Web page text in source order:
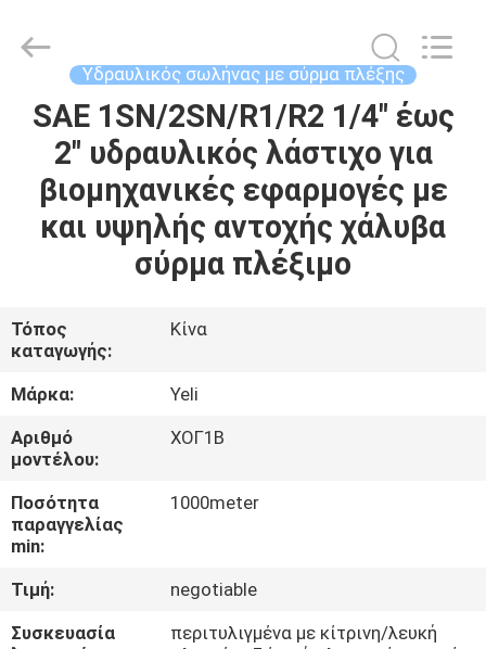
ΣΠΊΤΙ
ΠΡΟΪΌΝΤΑ
ΠΕΡΊΠΟΥ
ΓΎΡΟΣ
ΕΡΓΟΣΤΑΣΊΩΝ
ΠΟΙΟΤΙΚΌΣ
ΈΛΕΓΧΟΣ
ΜΑΣ
ΕΛΆΤΕ
Developed
Υδραυλικός σωλήνας με σύρμα πλέξης
SAE 1SN/2SN/R1/R2 1/4" έως
2" υδραυλικός λάστιχο για
βιομηχανικές εφαρμογές με
και υψηλής αντοχής χάλυβα
σύρμα πλέξιμο
Τόπος
καταγωγής:
Κίνα
Μάρκα:
Yeli
Αριθμό
μοντέλου:
ΧΟΓ1Β
Ποσότητα
παραγγελίας
min:
1000meter
Τιμή:
negotiable
Συσκευασία
περιτυλιγμένα με κίτρινη/λευκή